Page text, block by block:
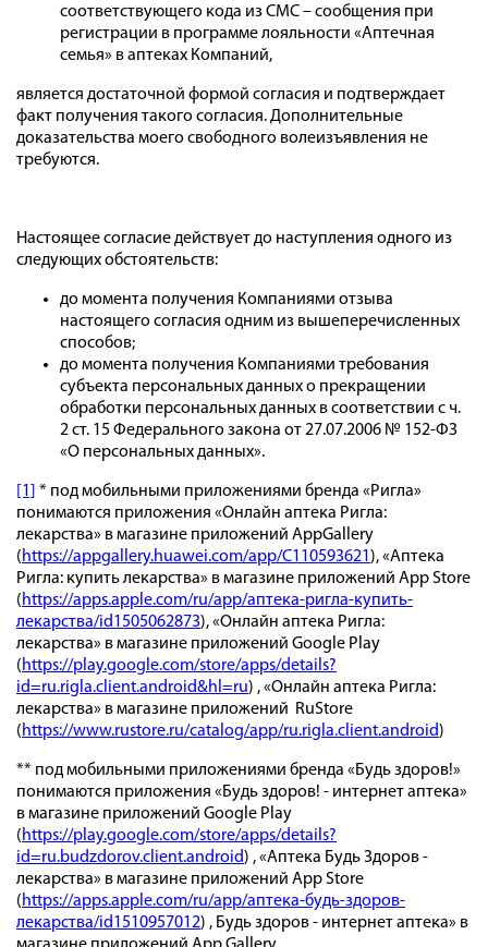
соответствующего кода из СМС – сообщения при
регистрации в программе лояльности «Аптечная
семья» в аптеках Компаний,
является достаточной формой согласия и подтверждает
факт получения такого согласия. Дополнительные
доказательства моего свободного волеизъявления не
требуются.
Настоящее согласие действует до наступления одного из
следующих обстоятельств:
до момента получения Компаниями отзыва
настоящего согласия одним из вышеперечисленных
способов;
до момента получения Компаниями требования
субъекта персональных данных о прекращении
обработки персональных данных в соответствии с ч.
2 ст. 15 Федерального закона от 27.07.2006 № 152-ФЗ
«О персональных данных».
[1]
* под мобильными приложениями бренда «Ригла»
понимаются приложения «Онлайн аптека Ригла:
лекарства» в магазине приложений AppGallery
(https://appgallery.huawei.com/app/C110593621 ), «Аптека
Ригла: купить лекарства» в магазине приложений App Store
(https://apps.apple.com/ru/app/аптека-ригла-купить-
лекарства/id1505062873), «Онлайн аптека Ригла:
лекарства» в магазине приложений Google Play
(https://play.google.com/store/apps/details?
id=ru.rigla.client.android&hl=ru) , «Онлайн аптека Ригла:
лекарства» в магазине приложений RuStore
(https://www.rustore.ru/catalog/app/ru.rigla.client.android)
** под мобильными приложениями бренда «Будь здоров!»
понимаются приложения «Будь здоров! - интернет аптека»
в магазине приложений Google Play
(https://play.google.com/store/apps/details?
id=ru.budzdorov.client.android) , «Аптека Будь Здоров -
лекарства» в магазине приложений App Store
(https://apps.apple.com/ru/app/аптека-будь-здоров-
лекарства/id1510957012) , Будь здоров - интернет аптека» в